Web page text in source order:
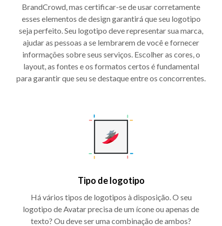
BrandCrowd, mas certificar-se de usar corretamente
esses elementos de design garantirá que seu logotipo
seja perfeito. Seu logotipo deve representar sua marca,
ajudar as pessoas a se lembrarem de você e fornecer
informações sobre seus serviços. Escolher as cores, o
layout, as fontes e os formatos certos é fundamental
para garantir que seu se destaque entre os concorrentes.
Tipo de logotipo
Há vários tipos de logotipos à disposição. O seu
logotipo de Avatar precisa de um ícone ou apenas de
texto? Ou deve ser uma combinação de ambos?